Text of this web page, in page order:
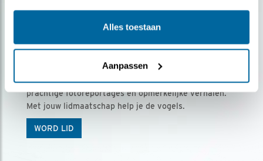
Alles toestaan
Aanpassen
Ontvang 5 x Vogels voor € 36,00 per jaar
Vogels is het tijdschrift voor onze leden, met
prachtige fotoreportages en opmerkelijke verhalen.
Met jouw lidmaatschap help je de vogels.
WORD LID